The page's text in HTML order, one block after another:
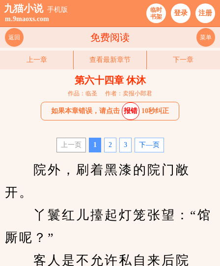
九猫小说 手机版
m.9maoxs.com
临时
书架
登录 注册
免费阅读
返回 菜单
上一章 查看最新章节 下一章
第六十四章 休沐
作品：临圣 作者：卖报小郎君
如果本章错误，请点击 报错 10秒纠正
上一页 1 2 3 下—页
院外，刷着黑漆的院门敞
开。
丫鬟红儿擡起灯笼张望：“馆
厮呢？”
客人是不允许私自来后院